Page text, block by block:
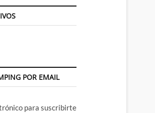
POR EMAIL
para suscribirte